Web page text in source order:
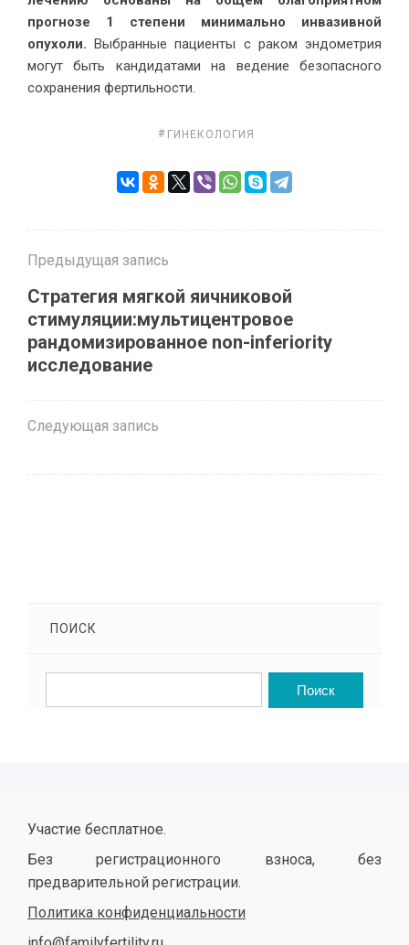
прогнозе 1 степени минимально инвазивной
опухоли. Выбранные пациенты с раком эндометрия
могут быть кандидатами на ведение безопасного
сохранения фертильности.
ГИНЕКОЛОГИЯ
Предыдущая запись
Стратегия мягкой яичниковой
стимуляции:мультицентровое
рандомизированное non-inferiority
исследование
Следующая запись
ПОИСК
Участие бесплатное.
Без регистрационного взноса, без
предварительной регистрации.
Политика конфиденциальности